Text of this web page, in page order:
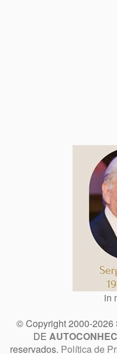
in
© Copyright 2000-2026
DE
reservados. Política de